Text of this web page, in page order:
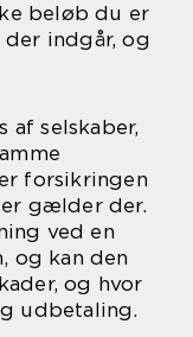
beløb du er
indgår, og
af selskaber,
forsikringen
gælder der.
ved en
og kan den
og hvor
udbetaling.